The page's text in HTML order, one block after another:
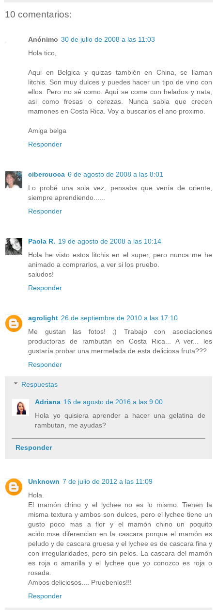
10 comentarios:
Anónimo 30 de julio de 2008 a las 11:03
Hola tico,
Aqui en Belgica y quizas también en China, se llaman
litchis. Son muy dulces y puedes hacer un tipo de vino con
ellos. Pero no sé como. Aqui se come con helados y nata,
asi como fresas o cerezas. Nunca sabia que crecen
mamones en Costa Rica. Voy a buscarlos el ano proximo.
Amiga belga
Responder
cibercuoca 6 de agosto de 2008 a las 8:01
Lo probé una sola vez, pensaba que venía de oriente,
siempre aprendiendo......
Responder
Paola R. 19 de agosto de 2008 a las 10:14
Hola he visto estos litchis en el super, pero nunca me he
animado a comprarlos, a ver si los pruebo.
saludos!
Responder
agrolight 26 de septiembre de 2010 a las 17:10
Me gustan las fotos! ;) Trabajo con asociaciones
productoras de rambután en Costa Rica... A ver... les
gustaría probar una mermelada de esta deliciosa fruta???
Responder
Respuestas
Adriana 16 de agosto de 2016 a las 9:00
Hola yo quisiera aprender a hacer una gelatina de
rambutan, me ayudas?
Responder
Unknown 7 de julio de 2012 a las 11:09
Hola.
El mamón chino y el lychee no es lo mismo. Tienen la
misma textura y ambos son dulces, pero el lychee tiene un
gusto poco mas a flor y el mamón chino un poquito
acido.mse diferencian en la cascara porque el mamón es
peludo y de cascara gruesa y el lychee es de cascara fina y
con irregularidades, pero sin pelos. La cascara del mamón
es roja o amarilla y el lychee que yo conozco es roja o
rosada.
Ambos deliciosos.... Pruebenlos!!!
Responder